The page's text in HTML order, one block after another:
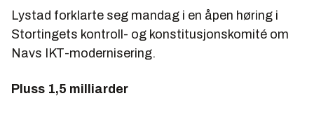
Lystad forklarte seg mandag i en åpen høring i
Stortingets kontroll- og konstitusjonskomité om
Navs IKT-modernisering.
Pluss 1,5 milliarder